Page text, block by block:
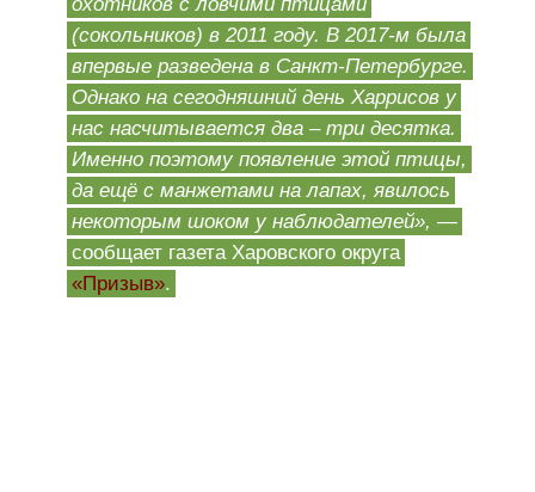
(сокольников) в 2011 году. В 2017-м была
впервые разведена в Санкт-Петербурге.
Однако на сегодняшний день Харрисов у
нас насчитывается два – три десятка.
Именно поэтому появление этой птицы,
да ещё с манжетами на лапах, явилось
некоторым шоком у наблюдателей», —
сообщает газета Харовского округа
«Призыв».